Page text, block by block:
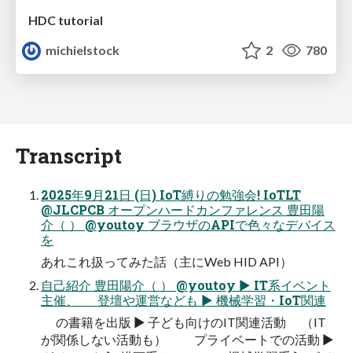
HDC tutorial
michielstock
2 780
Transcript
2025年9月21日 (日) IoT縛りの勉強会! IoTLT
@JLCPCB オープンハードカンファレンス 豊田陽
介（ ） @youtoy ブラウザのAPIで色々なデバイス
を
あれこれ扱ってみた話（主にWeb HID API）
自己紹介 豊田陽介（ ） @youtoy ▶ IT系イベント
主催、 登壇や運営なども ▶ 機械学習・IoT関連
の書籍を出版 ▶ 子ども向けのIT関連活動 （IT
が関係しない活動も） プライベートでの活動 ▶